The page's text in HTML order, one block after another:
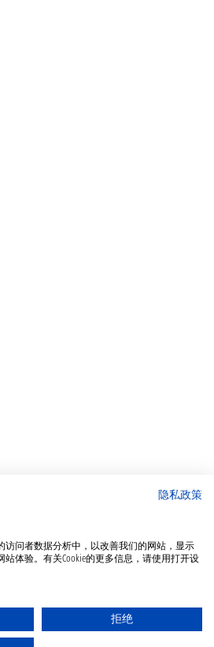
隐私政策
访问者数据分析中，以改善我们的网站，显示
体验。有关Cookie的更多信息，请使用打开设
拒绝